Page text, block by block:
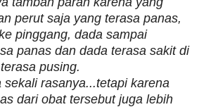
perut saja yang terasa panas,
pinggang, dada sampai
panas dan dada terasa sakit di
pusing.
rasanya...tetapi karena
dari obat tersebut juga lebih